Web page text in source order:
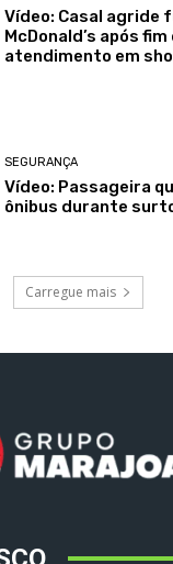
Vídeo: Casal agride
McDonald’s após fim
atendimento em
SEGURANÇA
Vídeo: Passageira
ônibus durante
Carregue mais